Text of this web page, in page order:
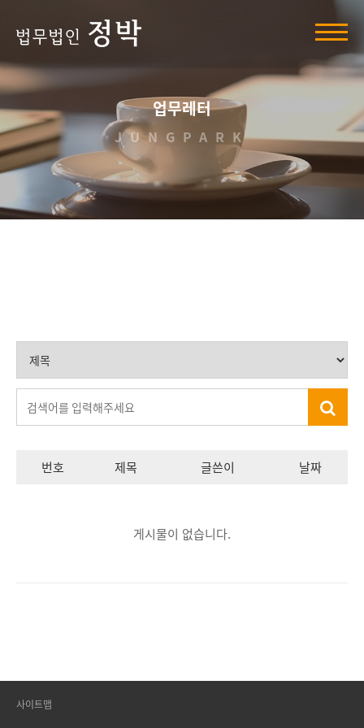
홈
페
지
네
비
업무레터
JUNGPARK
번호 제목 글쓴이 날짜
게시물이 없습니다.
사이트맵